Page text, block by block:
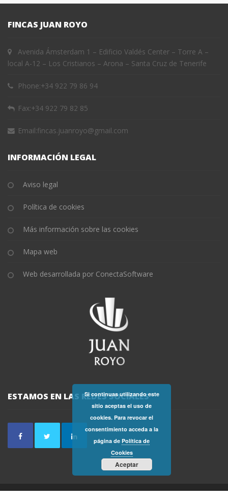
FINCAS JUAN ROYO
Avenida Ámsterdam 1 – Edificio Valdés Center – Torre A –
local A-12 – Los Cristianos – Arona – Santa Cruz de Tenerife
Phone:+34 922 79 86 94
Fax:+34 922 79 82 85
Email:fincas.juanroyo@gmail.com
INFORMACIÓN LEGAL
Aviso legal
Política de cookies
Más información sobre las cookies
Mapa web
Web desarrollada por ConectaSoftware
ESTAMOS EN LAS REDES SOCIALES
Si continuas utilizando este
sitio aceptas el uso de
cookies. Para revocar el
consentimiento acceda a la
página de Política de
Cookies
Aceptar